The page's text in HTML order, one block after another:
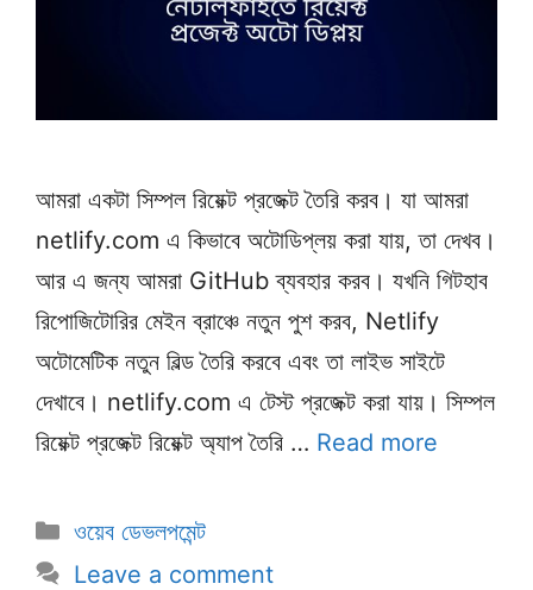
আমরা একটা সিম্পল রিয়েক্ট প্রজেক্ট তৈরি করব। যা আমরা
netlify.com এ কিভাবে অটোডিপ্লয় করা যায়, তা দেখব।
আর এ জন্য আমরা GitHub ব্যবহার করব। যখনি গিটহাব
রিপোজিটোরির মেইন ব্রাঞ্চে নতুন পুশ করব, Netlify
অটোমেটিক নতুন বিল্ড তৈরি করবে এবং তা লাইভ সাইটে
দেখাবে। netlify.com এ টেস্ট প্রজেক্ট করা যায়। সিম্পল
রিয়েক্ট প্রজেক্ট রিয়েক্ট অ্যাপ তৈরি … Read more
Categories
ওয়েব ডেভলপমেন্ট
Leave a comment